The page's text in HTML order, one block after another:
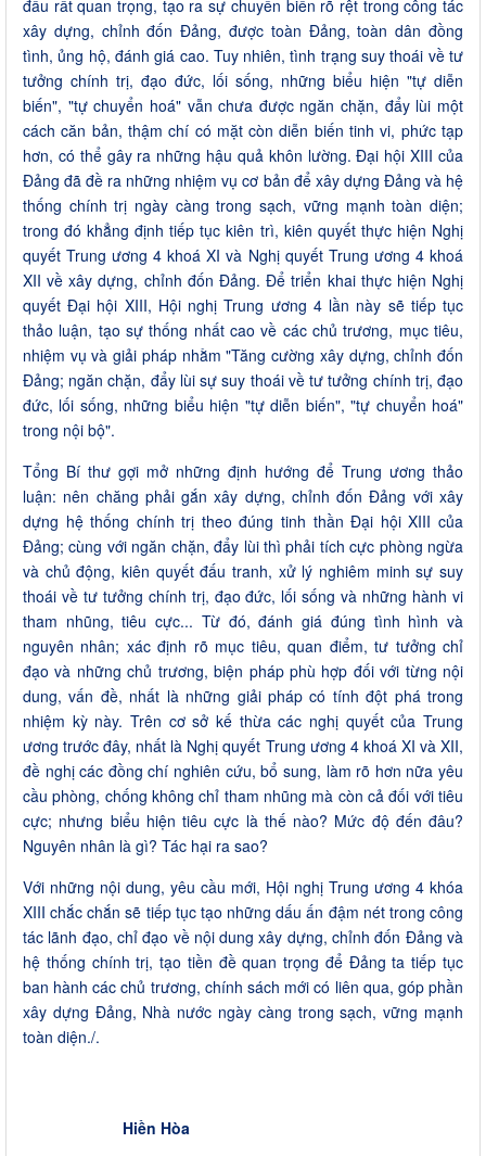
đầu rất quan trọng, tạo ra sự chuyển biến rõ rệt trong công tác
xây dựng, chỉnh đốn Đảng, được toàn Đảng, toàn dân đồng
tình, ủng hộ, đánh giá cao. Tuy nhiên, tình trạng suy thoái về tư
tưởng chính trị, đạo đức, lối sống, những biểu hiện "tự diễn
biến", "tự chuyển hoá" vẫn chưa được ngăn chặn, đẩy lùi một
cách căn bản, thậm chí có mặt còn diễn biến tinh vi, phức tạp
hơn, có thể gây ra những hậu quả khôn lường. Đại hội XIII của
Đảng đã đề ra những nhiệm vụ cơ bản để xây dựng Đảng và hệ
thống chính trị ngày càng trong sạch, vững mạnh toàn diện;
trong đó khẳng định tiếp tục kiên trì, kiên quyết thực hiện Nghị
quyết Trung ương 4 khoá XI và Nghị quyết Trung ương 4 khoá
XII về xây dựng, chỉnh đốn Đảng. Để triển khai thực hiện Nghị
quyết Đại hội XIII, Hội nghị Trung ương 4 lần này sẽ tiếp tục
thảo luận, tạo sự thống nhất cao về các chủ trương, mục tiêu,
nhiệm vụ và giải pháp nhằm "Tăng cường xây dựng, chỉnh đốn
Đảng; ngăn chặn, đẩy lùi sự suy thoái về tư tưởng chính trị, đạo
đức, lối sống, những biểu hiện "tự diễn biến", "tự chuyển hoá"
trong nội bộ".
Tổng Bí thư gợi mở những định hướng để Trung ương thảo
luận: nên chăng phải gắn xây dựng, chỉnh đốn Đảng với xây
dựng hệ thống chính trị theo đúng tinh thần Đại hội XIII của
Đảng; cùng với ngăn chặn, đẩy lùi thì phải tích cực phòng ngừa
và chủ động, kiên quyết đấu tranh, xử lý nghiêm minh sự suy
thoái về tư tưởng chính trị, đạo đức, lối sống và những hành vi
tham nhũng, tiêu cực... Từ đó, đánh giá đúng tình hình và
nguyên nhân; xác định rõ mục tiêu, quan điểm, tư tưởng chỉ
đạo và những chủ trương, biện pháp phù hợp đối với từng nội
dung, vấn đề, nhất là những giải pháp có tính đột phá trong
nhiệm kỳ này. Trên cơ sở kế thừa các nghị quyết của Trung
ương trước đây, nhất là Nghị quyết Trung ương 4 khoá XI và XII,
đề nghị các đồng chí nghiên cứu, bổ sung, làm rõ hơn nữa yêu
cầu phòng, chống không chỉ tham nhũng mà còn cả đối với tiêu
cực; nhưng biểu hiện tiêu cực là thế nào? Mức độ đến đâu?
Nguyên nhân là gì? Tác hại ra sao?
Với những nội dung, yêu cầu mới, Hội nghị Trung ương 4 khóa
XIII chắc chắn sẽ tiếp tục tạo những dấu ấn đậm nét trong công
tác lãnh đạo, chỉ đạo về nội dung xây dựng, chỉnh đốn Đảng và
hệ thống chính trị, tạo tiền đề quan trọng để Đảng ta tiếp tục
ban hành các chủ trương, chính sách mới có liên qua, góp phần
xây dựng Đảng, Nhà nước ngày càng trong sạch, vững mạnh
toàn diện./.
Hiền Hòa